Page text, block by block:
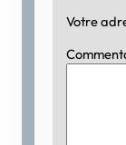
Votre